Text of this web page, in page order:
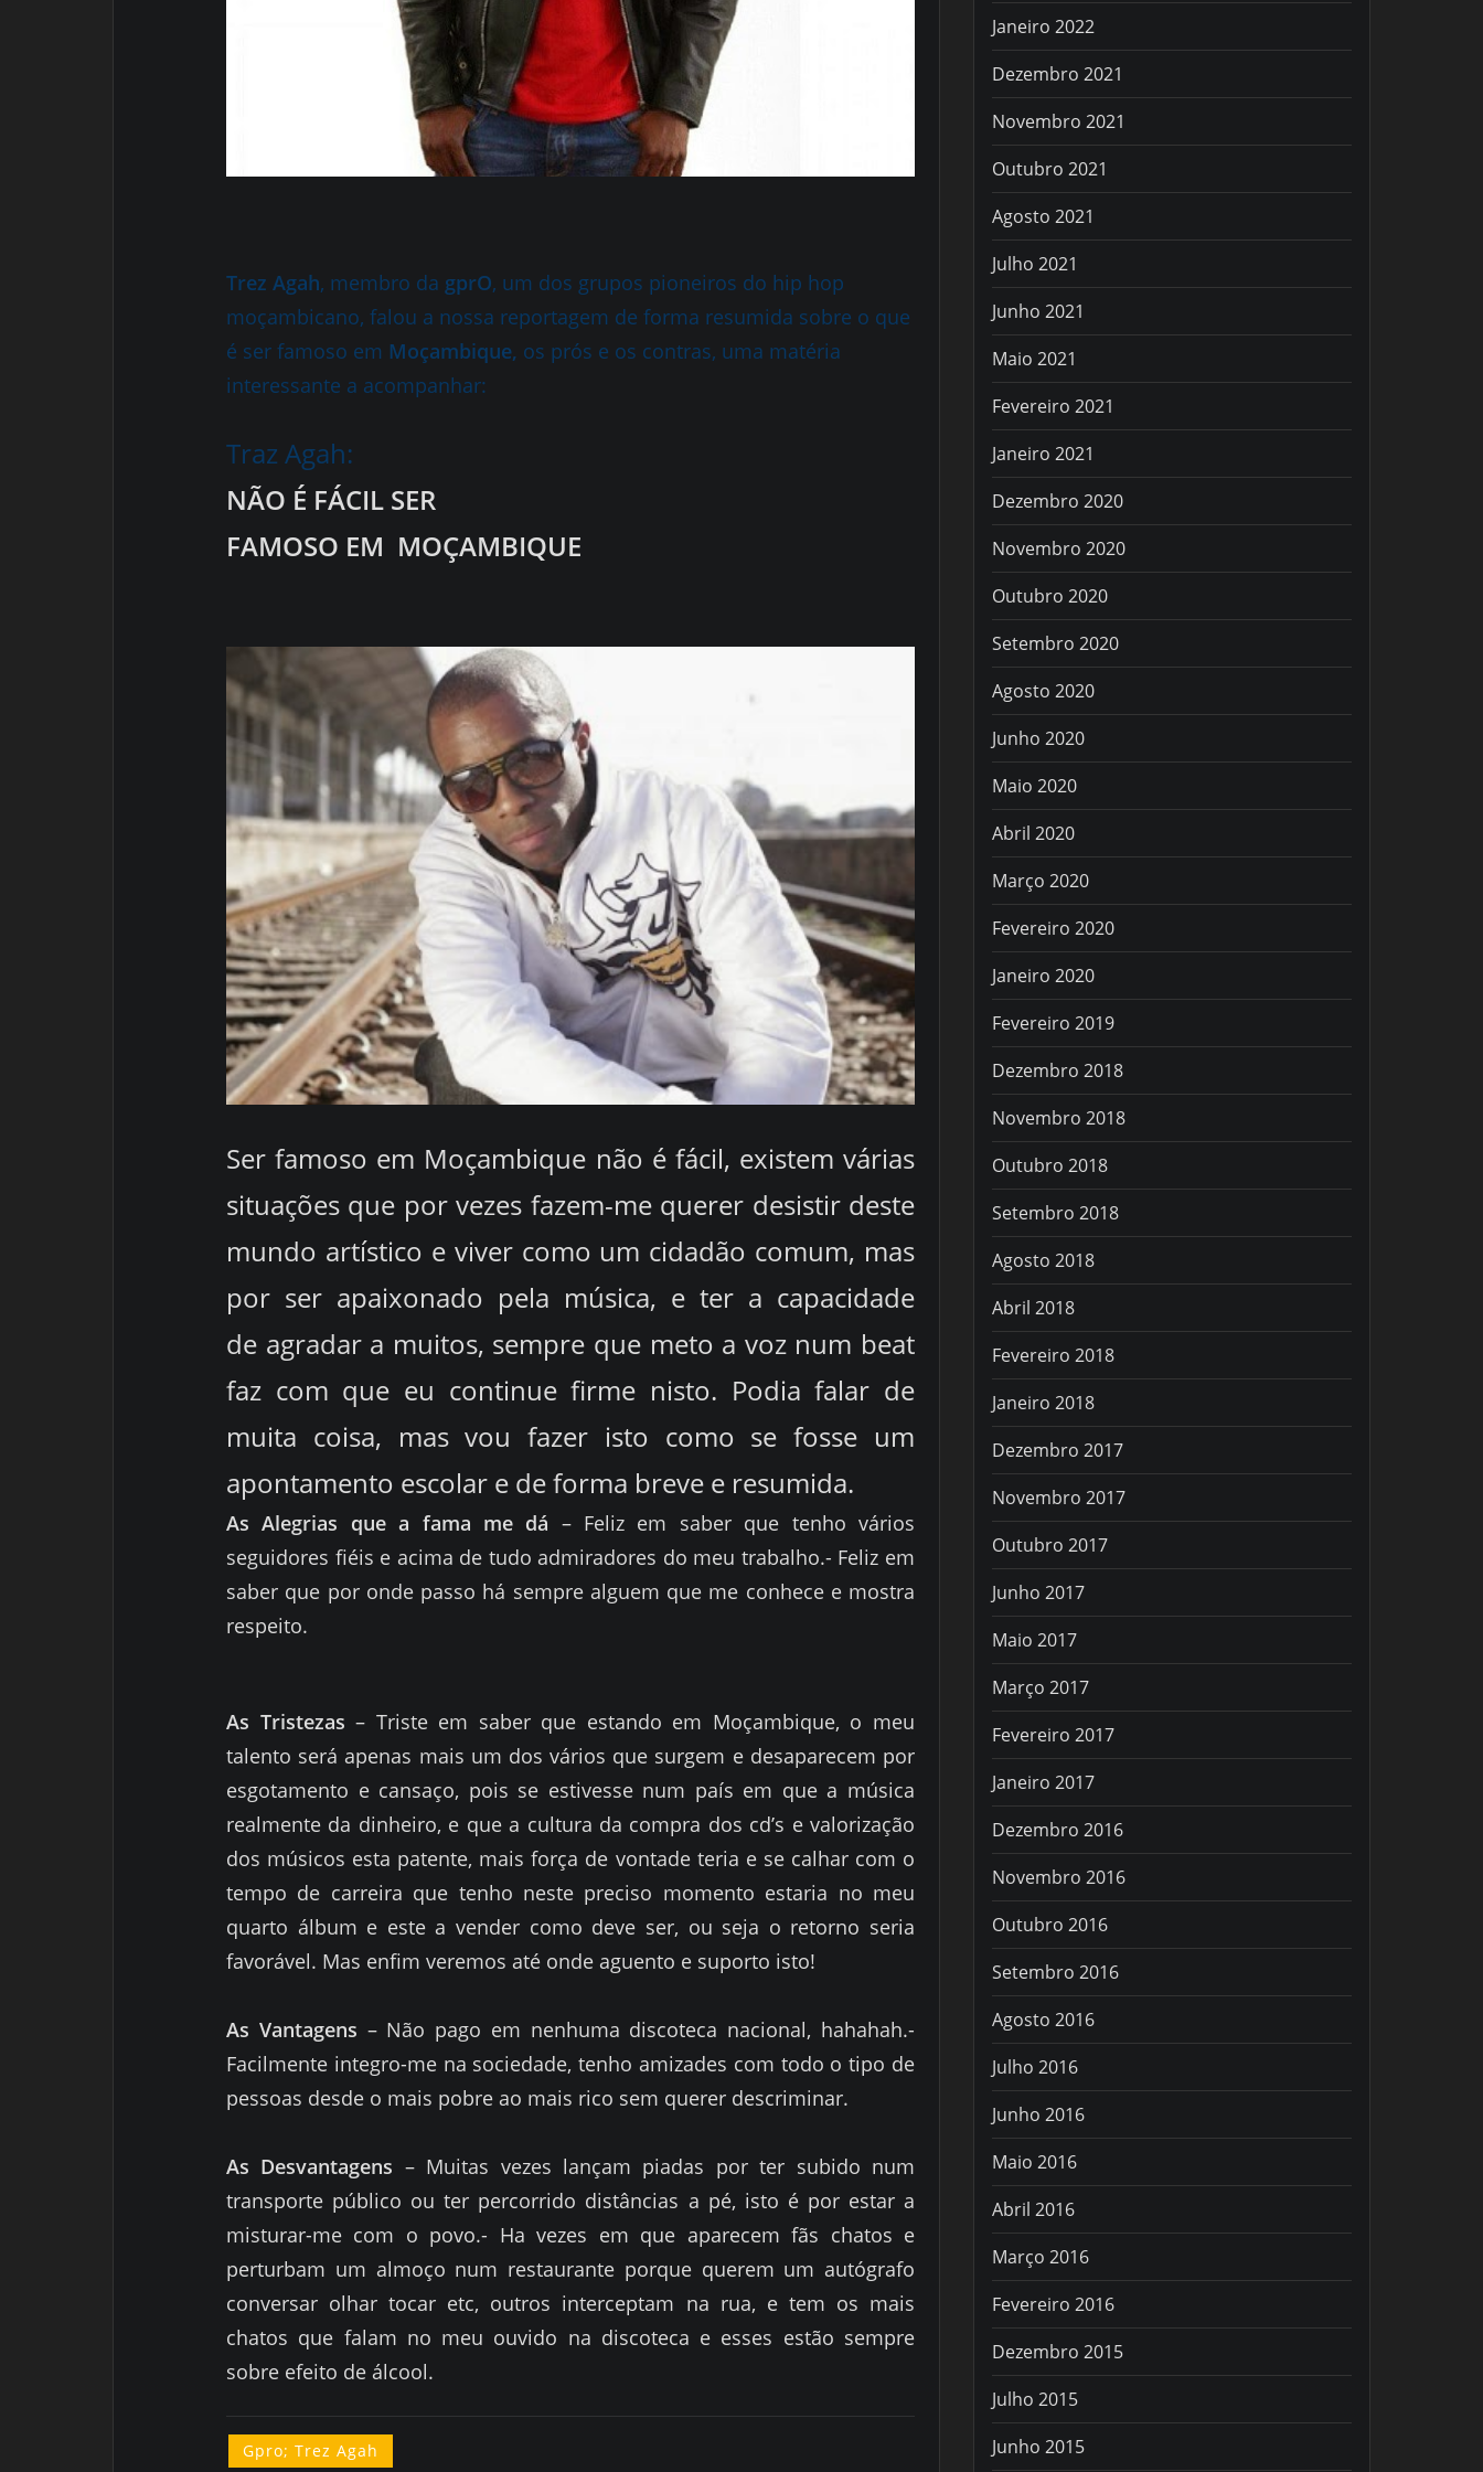
Trez Agah, membro da gprO, um dos grupos pioneiros do hip hop
moçambicano, falou a nossa reportagem de forma resumida sobre o que
é ser famoso em Moçambique, os prós e os contras, uma matéria
interessante a acompanhar:
Traz Agah:
NÃO É FÁCIL SER
FAMOSO EM MOÇAMBIQUE
Ser famoso em Moçambique não é fácil, existem várias
situações que por vezes fazem-me querer desistir deste
mundo artístico e viver como um cidadão comum, mas
por ser apaixonado pela música, e ter a capacidade
de agradar a muitos, sempre que meto a voz num beat
faz com que eu continue firme nisto. Podia falar de
muita coisa, mas vou fazer isto como se fosse um
apontamento escolar e de forma breve e resumida.
As Alegrias que a fama me dá – Feliz em saber que tenho vários
seguidores fiéis e acima de tudo admiradores do meu trabalho.- Feliz em
saber que por onde passo há sempre alguem que me conhece e mostra
respeito.
As Tristezas – Triste em saber que estando em Moçambique, o meu
talento será apenas mais um dos vários que surgem e desaparecem por
esgotamento e cansaço, pois se estivesse num país em que a música
realmente da dinheiro, e que a cultura da compra dos cd’s e valorização
dos músicos esta patente, mais força de vontade teria e se calhar com o
tempo de carreira que tenho neste preciso momento estaria no meu
quarto álbum e este a vender como deve ser, ou seja o retorno seria
favorável. Mas enfim veremos até onde aguento e suporto isto!
As Vantagens – Não pago em nenhuma discoteca nacional, hahahah.-
Facilmente integro-me na sociedade, tenho amizades com todo o tipo de
pessoas desde o mais pobre ao mais rico sem querer descriminar.
As Desvantagens – Muitas vezes lançam piadas por ter subido num
transporte público ou ter percorrido distâncias a pé, isto é por estar a
misturar-me com o povo.- Ha vezes em que aparecem fãs chatos e
perturbam um almoço num restaurante porque querem um autógrafo
conversar olhar tocar etc, outros interceptam na rua, e tem os mais
chatos que falam no meu ouvido na discoteca e esses estão sempre
sobre efeito de álcool.
Gpro; Trez Agah
Janeiro 2022
Dezembro 2021
Novembro 2021
Outubro 2021
Agosto 2021
Julho 2021
Junho 2021
Maio 2021
Fevereiro 2021
Janeiro 2021
Dezembro 2020
Novembro 2020
Outubro 2020
Setembro 2020
Agosto 2020
Junho 2020
Maio 2020
Abril 2020
Março 2020
Fevereiro 2020
Janeiro 2020
Fevereiro 2019
Dezembro 2018
Novembro 2018
Outubro 2018
Setembro 2018
Agosto 2018
Abril 2018
Fevereiro 2018
Janeiro 2018
Dezembro 2017
Novembro 2017
Outubro 2017
Junho 2017
Maio 2017
Março 2017
Fevereiro 2017
Janeiro 2017
Dezembro 2016
Novembro 2016
Outubro 2016
Setembro 2016
Agosto 2016
Julho 2016
Junho 2016
Maio 2016
Abril 2016
Março 2016
Fevereiro 2016
Dezembro 2015
Julho 2015
Junho 2015